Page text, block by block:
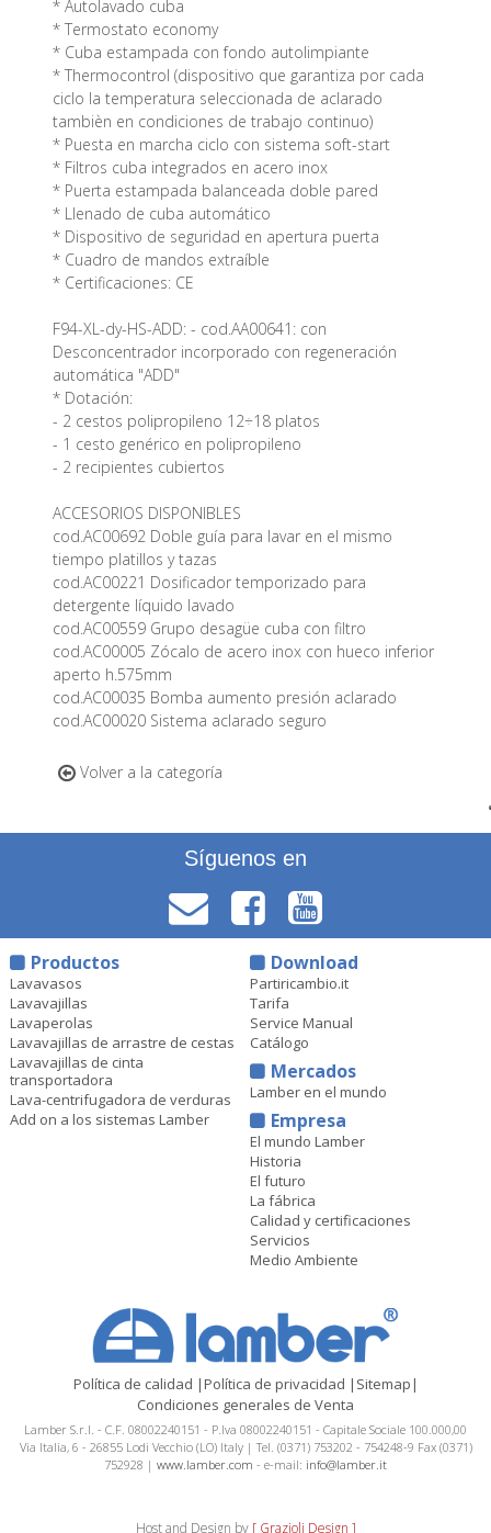
* Autolavado cuba
* Termostato economy
* Cuba estampada con fondo autolimpiante
* Thermocontrol (dispositivo que garantiza por cada
ciclo la temperatura seleccionada de aclarado
tambièn en condiciones de trabajo continuo)
* Puesta en marcha ciclo con sistema soft-start
* Filtros cuba integrados en acero inox
* Puerta estampada balanceada doble pared
* Llenado de cuba automático
* Dispositivo de seguridad en apertura puerta
* Cuadro de mandos extraíble
* Certificaciones: CE
F94-XL-dy-HS-ADD: - cod.AA00641: con
Desconcentrador incorporado con regeneración
automática "ADD"
* Dotación:
- 2 cestos polipropileno 12÷18 platos
- 1 cesto genérico en polipropileno
- 2 recipientes cubiertos
ACCESORIOS DISPONIBLES
cod.AC00692 Doble guía para lavar en el mismo
tiempo platillos y tazas
cod.AC00221 Dosificador temporizado para
detergente líquido lavado
cod.AC00559 Grupo desagüe cuba con filtro
cod.AC00005 Zócalo de acero inox con hueco inferior
aperto h.575mm
cod.AC00035 Bomba aumento presión aclarado
cod.AC00020 Sistema aclarado seguro
Volver a la categoría
Síguenos en
Productos
Lavavasos
Lavavajillas
Lavaperolas
Lavavajillas de arrastre de cestas
Lavavajillas de cinta
transportadora
Lava-centrifugadora de verduras
Add on a los sistemas Lamber
Download
Partiricambio.it
Tarifa
Service Manual
Catálogo
Mercados
Lamber en el mundo
Empresa
El mundo Lamber
Historia
El futuro
La fábrica
Calidad y certificaciones
Servicios
Medio Ambiente
Política de calidad |Política de privacidad | Sitemap|
Condiciones generales de Venta
Lamber S.r.l. - C.F. 08002240151 - P.Iva 08002240151 - Capitale Sociale 100.000,00
Via Italia, 6 - 26855 Lodi Vecchio (LO) Italy | Tel. (0371) 753202 - 754248-9 Fax (0371)
752928 | www.lamber.com - e-mail: info@lamber.it
Host and Design by [ Grazioli Design ]